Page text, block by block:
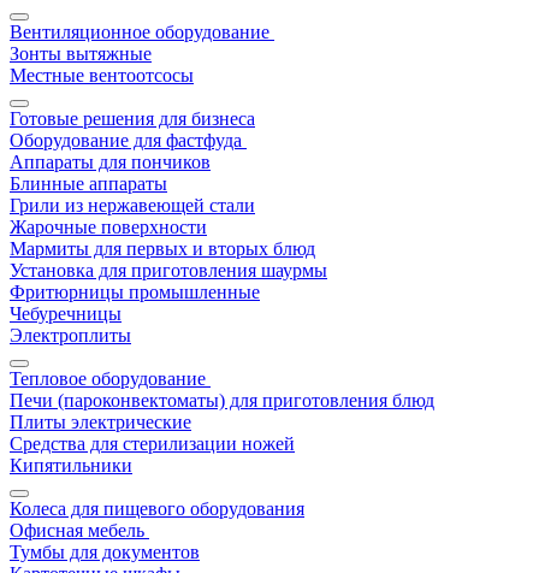
Вентиляционное оборудование
Зонты вытяжные
Местные вентоотсосы
Готовые решения для бизнеса
Оборудование для фастфуда
Аппараты для пончиков
Блинные аппараты
Грили из нержавеющей стали
Жарочные поверхности
Мармиты для первых и вторых блюд
Установка для приготовления шаурмы
Фритюрницы промышленные
Чебуречницы
Электроплиты
Тепловое оборудование
Печи (пароконвектоматы) для приготовления блюд
Плиты электрические
Средства для стерилизации ножей
Кипятильники
Колеса для пищевого оборудования
Офисная мебель
Тумбы для документов